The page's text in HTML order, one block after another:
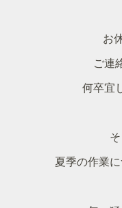
お
ご連
何卒宜
夏季の作業